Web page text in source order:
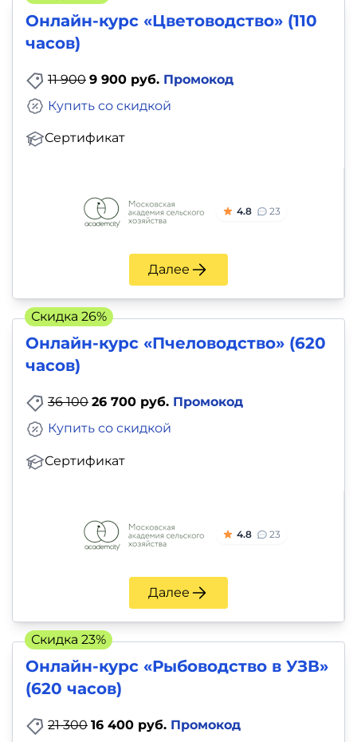
Онлайн-курс «Цветоводство» (110
часов)
11 900 9 900 руб. Промокод
Сертификат
Купить со скидкой
4.8 23
Далее
Онлайн-курс «Пчеловодство» (620
часов)
36 100 26 700 руб. Промокод
Сертификат
Купить со скидкой
4.8 23
Далее
Скидка 26%
Онлайн-курс «Рыбоводство в УЗВ»
(620 часов)
21 300 16 400 руб. Промокод
Скидка 23%